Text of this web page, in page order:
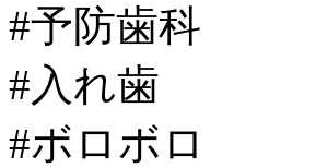
#予防歯科
#入れ歯
#ボロボロ